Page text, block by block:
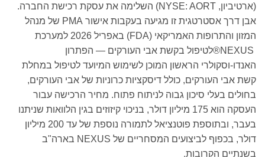
(ארטיביון, NYSE: AORT) השלימה את עסקת רכישת החברה.
אבן דרך אסטרטגית זו מגיעה בעקבות אישור PMA של מנהל
המזון והתרופות האמריקאי (FDA) באפריל 2026 למערכת
NEXUS®לטיפול בקשת אבי העורקים — הפתרון
האנדו-וסקולרי הראשון המוכן לשימוש המיועד לטיפול במחלת
קשת אבי העורקים, כולל דיסקציות כרוניות של אבי העורקים,
בחולים בעלי סיכון גבוה לניתוח פתוח. מחיר הרכישה עבור
העסקה הוא 175 מיליון דולר, בניכוי קיזוזים בגין הלוואות שניתנו
בעבר, ובתוספת פוטנציאל לתמורה נוספת של עד 200 מיליון
דולר, בכפוף לביצועים המסחריים של NEXUS בארה"ב
בשנתיים הקרובות.